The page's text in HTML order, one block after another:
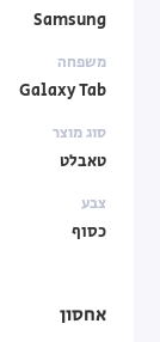
Samsung
משפחה
Galaxy Tab
סוג מוצר
טאבלט
צבע
כסוף
אחסון